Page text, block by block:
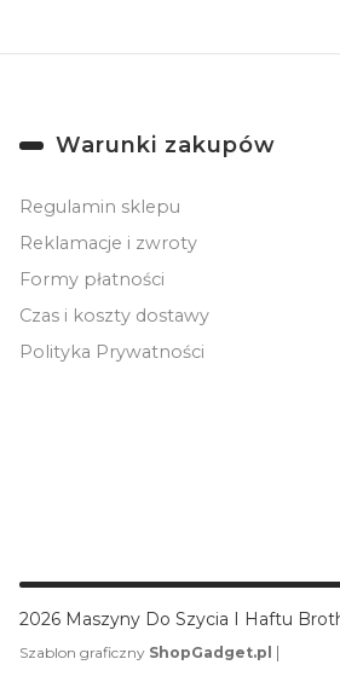
Linki w stopce
Warunki zakupów
Regulamin sklepu
Reklamacje i zwroty
Formy płatności
Czas i koszty dostawy
Polityka Prywatności
2026 Maszyny Do Szycia I Haftu
Szablon graficzny ShopGadget.pl |